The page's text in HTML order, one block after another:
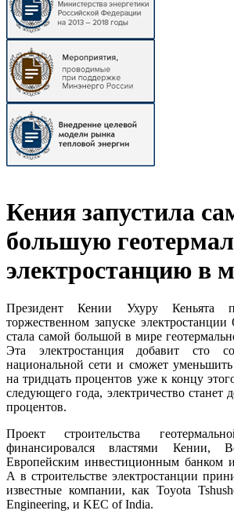
Кения запустила
большую
электростанцию в
Президент Кении Ухуру Кеньята
торжественном запуске
стала самой большой в мире
Эта электростанция добавит сто
национальной сети и сможет уменьшить
на тридцать процентов уже к концу
следующего года, электричество станет
процентов.
Проект строительства
финансировался властями Кении,
Европейским инвестиционным банком
А в строительстве электростанции
известные компании, как Toyota
Engineering, и KEC of India.